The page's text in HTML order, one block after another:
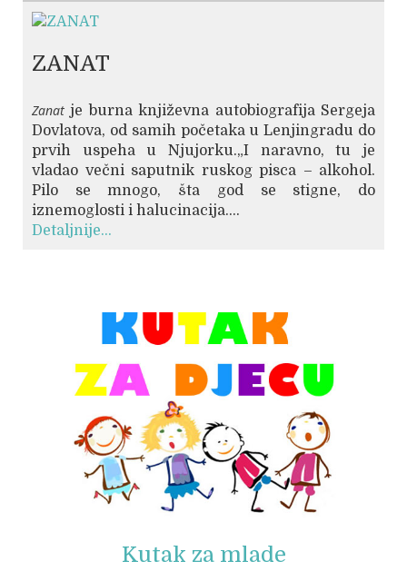
ZANAT
Zanat je burna književna autobiografija Sergeja
Dovlatova, od samih početaka u Lenjingradu do
prvih uspeha u Njujorku.„I naravno, tu je
vladao večni saputnik ruskog pisca – alkohol.
Pilo se mnogo, šta god se stigne, do
iznemoglosti i halucinacija....
Detaljnije...
Kutak za mlade